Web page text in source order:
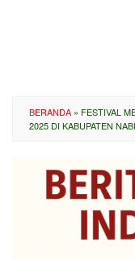
BERANDA » FESTIVAL
2025 DI KABUPATEN